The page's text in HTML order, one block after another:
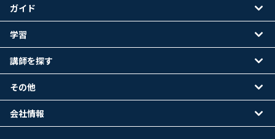
ガイド
学習
講師を探す
その他
会社情報